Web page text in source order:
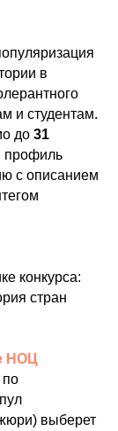
в
и студентам.
до 31
профиль
с описанием
конкурса:
стран
НОЦ
по
выберет